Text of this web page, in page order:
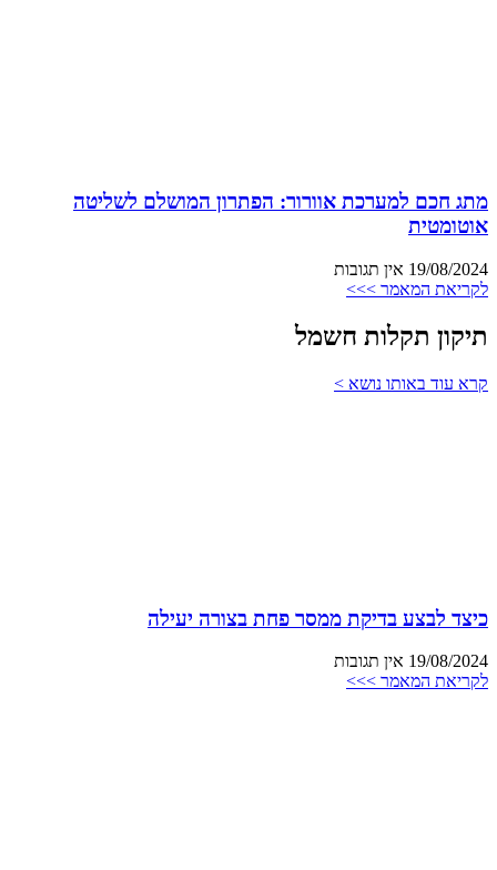
מתג חכם למערכת אוורור: הפתרון המושלם לשליטה
אוטומטית
19/08/2024 אין תגובות
לקריאת המאמר >>>
תיקון תקלות חשמל
קרא עוד באותו נושא >
כיצד לבצע בדיקת ממסר פחת בצורה יעילה
19/08/2024 אין תגובות
לקריאת המאמר >>>